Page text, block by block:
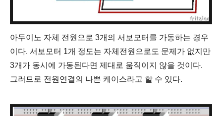
아두이노 자체 전원으로 3개의 서보모터를 가동하는 경우
이다. 서보모터 1개 정도는 자체전원으로도 문제가 없지만
3개가 동시에 가동된다면 제대로 움직이지 않을 것이다.
그러므로 전원연결의 나쁜 케이스라고 할 수 있다.